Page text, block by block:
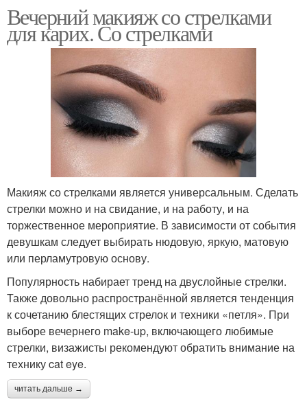
Вечерний макияж со стрелками
для карих. Со стрелками
Макияж со стрелками является универсальным. Сделать
стрелки можно и на свидание, и на работу, и на
торжественное мероприятие. В зависимости от события
девушкам следует выбирать нюдовую, яркую, матовую
или перламутровую основу.
Популярность набирает тренд на двуслойные стрелки.
Также довольно распространённой является тенденция
к сочетанию блестящих стрелок и техники «петля». При
выборе вечернего make-up, включающего любимые
стрелки, визажисты рекомендуют обратить внимание на
технику cat eye.
читать дальше →